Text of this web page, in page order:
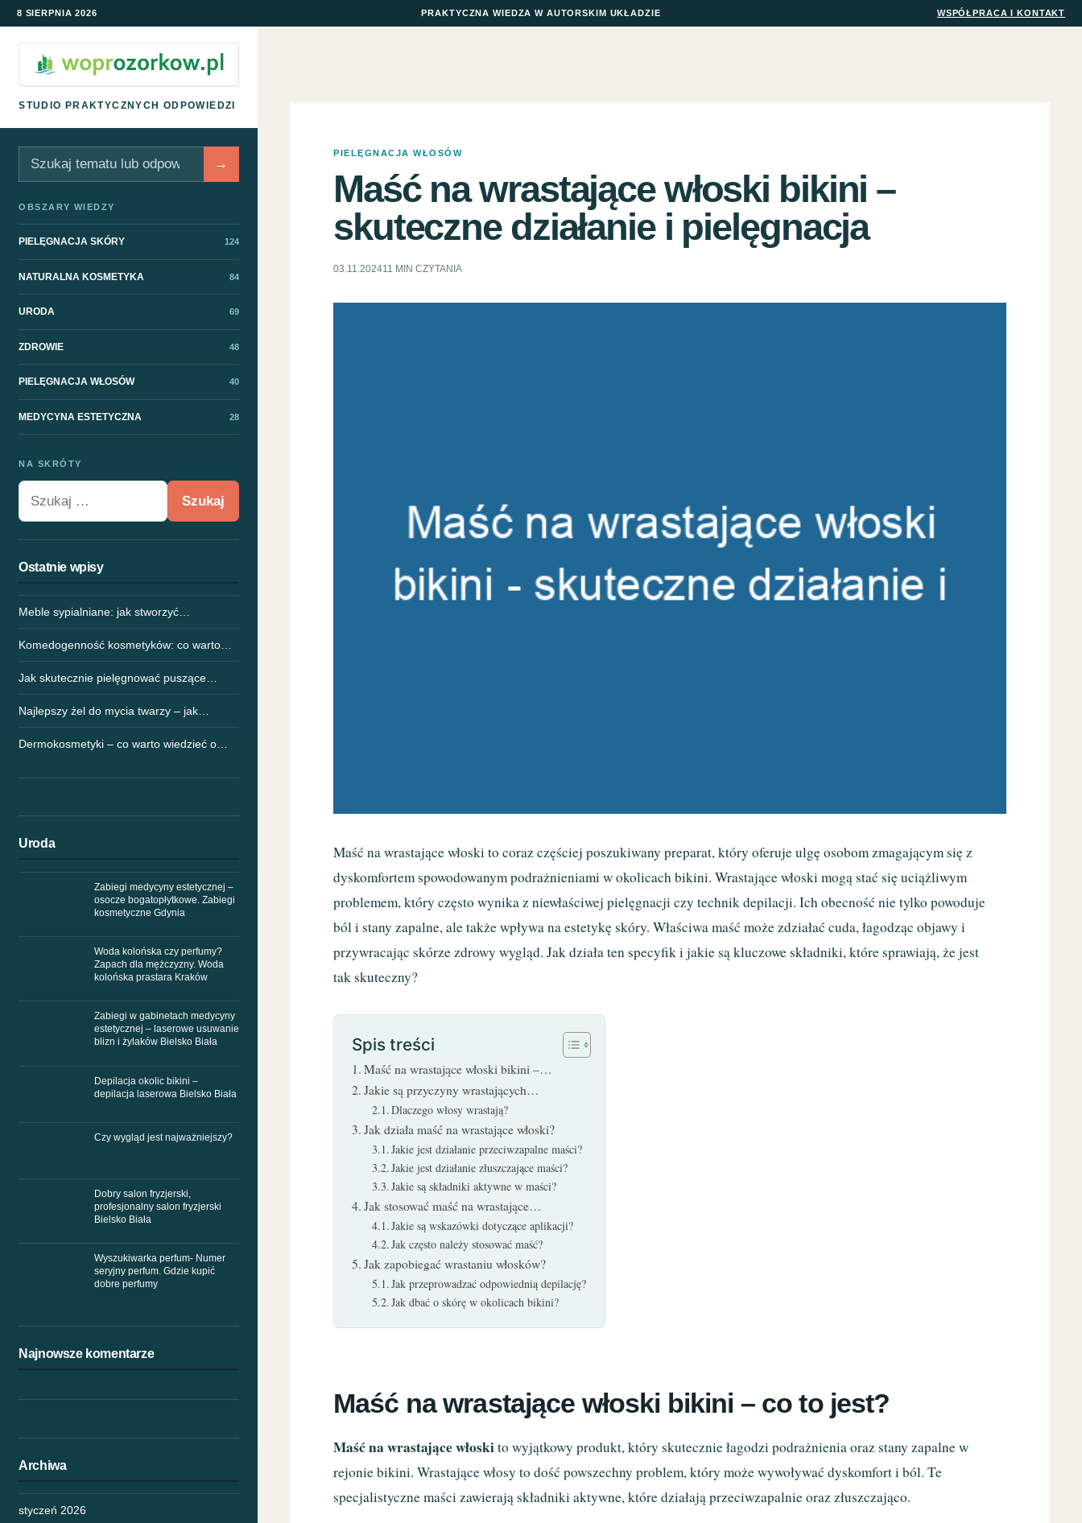
8 SIERPNIA 2026 PRAKTYCZNA WIEDZA W AUTORSKIM UKŁADZIE WSPÓŁPRACA I KONTAKT
STUDIO PRAKTYCZNYCH ODPOWIEDZI
Szukaj →
OBSZARY WIEDZY
PIELĘGNACJA SKÓRY 124
NATURALNA KOSMETYKA 84
URODA 69
ZDROWIE 48
PIELĘGNACJA WŁOSÓW 40
MEDYCYNA ESTETYCZNA 28
NA SKRÓTY
Ostatnie wpisy
Meble sypialniane: jak stworzyć…
Komedogenność kosmetyków: co warto…
Jak skutecznie pielęgnować puszące…
Najlepszy żel do mycia twarzy – jak…
Dermokosmetyki – co warto wiedzieć o…
Uroda
Zabiegi medycyny estetycznej –
osocze bogatopłytkowe. Zabiegi
kosmetyczne Gdynia
Woda kolońska czy perfumy?
Zapach dla mężczyzny. Woda
kolońska prastara Kraków
Zabiegi w gabinetach medycyny
estetycznej – laserowe usuwanie
blizn i żylaków Bielsko Biała
Depilacja okolic bikini –
depilacja laserowa Bielsko Biała
Czy wygląd jest najważniejszy?
Dobry salon fryzjerski,
profesjonalny salon fryzjerski
Bielsko Biała
Wyszukiwarka perfum- Numer
seryjny perfum. Gdzie kupić
dobre perfumy
Najnowsze komentarze
Archiwa
styczeń 2026
PIELĘGNACJA WŁOSÓW
Maść na wrastające włoski bikini –
skuteczne działanie i pielęgnacja
03.11.202411 MIN CZYTANIA
Maść na wrastające włoski to coraz częściej poszukiwany preparat, który oferuje ulgę osobom zmagającym się z
dyskomfortem spowodowanym podrażnieniami w okolicach bikini. Wrastające włoski mogą stać się uciążliwym
problemem, który często wynika z niewłaściwej pielęgnacji czy technik depilacji. Ich obecność nie tylko powoduje
ból i stany zapalne, ale także wpływa na estetykę skóry. Właściwa maść może zdziałać cuda, łagodząc objawy i
przywracając skórze zdrowy wygląd. Jak działa ten specyfik i jakie są kluczowe składniki, które sprawiają, że jest
tak skuteczny?
Spis treści
Maść na wrastające włoski bikini –…
Jakie są przyczyny wrastających…
Dlaczego włosy wrastają?
Jak działa maść na wrastające włoski?
Jakie jest działanie przeciwzapalne maści?
Jakie jest działanie złuszczające maści?
Jakie są składniki aktywne w maści?
Jak stosować maść na wrastające…
Jakie są wskazówki dotyczące aplikacji?
Jak często należy stosować maść?
Jak zapobiegać wrastaniu włosków?
Jak przeprowadzać odpowiednią depilację?
Jak dbać o skórę w okolicach bikini?
Maść na wrastające włoski bikini – co to jest?
Maść na wrastające włoskito wyjątkowy produkt, który skutecznie łagodzi podrażnienia oraz stany zapalne w
rejonie bikini. Wrastające włosy to dość powszechny problem, który może wywoływać dyskomfort i ból. Te
specjalistyczne maści zawierają składniki aktywne, które działają przeciwzapalnie oraz złuszczająco.